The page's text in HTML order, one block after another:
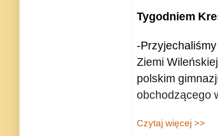
Tygodniem
-
Ziemi
polskim
obchodzącego
Czytaj więcej >>